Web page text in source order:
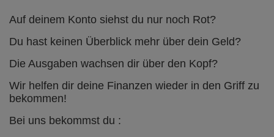
Auf deinem Konto siehst du nur noch Rot?
Du hast keinen Überblick mehr über dein Geld?
Die Ausgaben wachsen dir über den Kopf?
Wir helfen dir deine Finanzen wieder in den Griff zu
bekommen!
Bei uns bekommst du :